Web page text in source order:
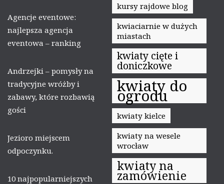
Agencje eventowe:
najlepsza agencja
eventowa – ranking
Andrzejki – pomysły na
tradycyjne wróżby i
zabawy, które rozbawią
gości
Jezioro miejscem
odpoczynku.
10 najpopularniejszych
kursy rajdowe blog
kwiaciarnie w dużych
miastach
kwiaty cięte i
doniczkowe
kwiaty do
ogrodu
kwiaty kielce
kwiaty na wesele
wrocław
kwiaty na
zamówienie